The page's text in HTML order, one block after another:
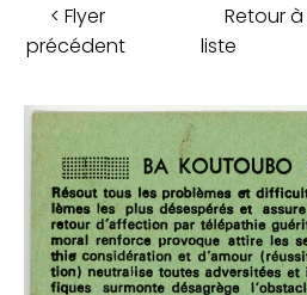
< Flyer
précédent
Retour
liste